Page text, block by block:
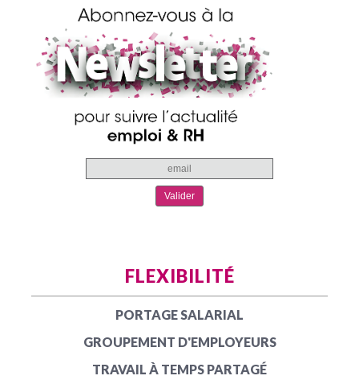
FLEXIBILITÉ
PORTAGE SALARIAL
GROUPEMENT D'EMPLOYEURS
TRAVAIL À TEMPS PARTAGÉ